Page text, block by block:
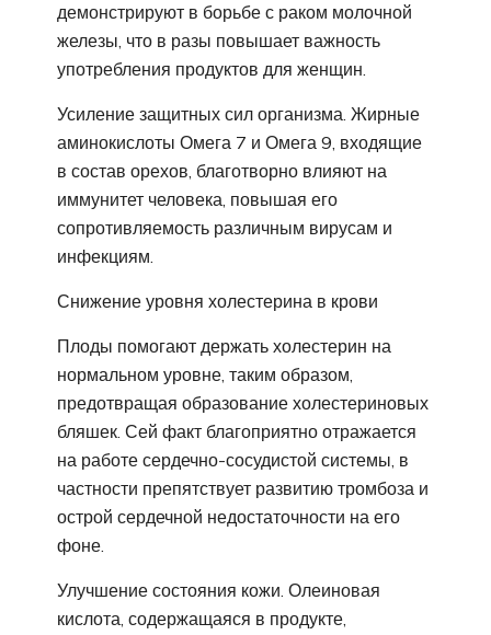
демонстрируют в борьбе с раком молочной
железы, что в разы повышает важность
употребления продуктов для женщин.
Усиление защитных сил организма. Жирные
аминокислоты Омега 7 и Омега 9, входящие
в состав орехов, благотворно влияют на
иммунитет человека, повышая его
сопротивляемость различным вирусам и
инфекциям.
Снижение уровня холестерина в крови
Плоды помогают держать холестерин на
нормальном уровне, таким образом,
предотвращая образование холестериновых
бляшек. Сей факт благоприятно отражается
на работе сердечно-сосудистой системы, в
частности препятствует развитию тромбоза и
острой сердечной недостаточности на его
фоне.
Улучшение состояния кожи. Олеиновая
кислота, содержащаяся в продукте,